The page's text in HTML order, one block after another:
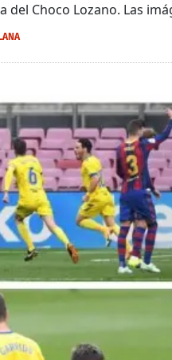
del Choco Lozano. Las